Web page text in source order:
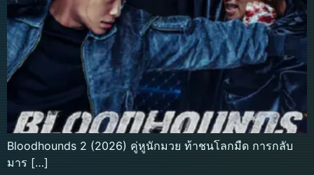
Bloodhounds 2 (2026) คู่หูนักมวย ท้าชนโลกมืด การกลับ
มาร […]